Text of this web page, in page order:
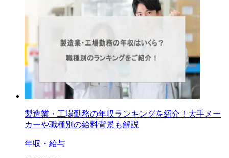
製造業・工場勤務の年収ランキングを紹介！大手メー
カーや職種別の給料背景も解説
年収・給与